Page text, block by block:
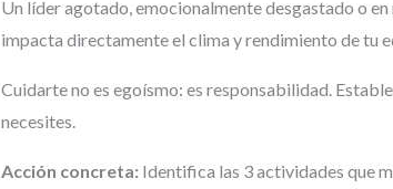
Un líder agotado, emocionalmente desgastado o
impacta directamente el clima y rendimiento de tu
Cuidarte no es egoísmo: es responsabilidad.
necesites.
Acción concreta: Identifica las 3 actividades que